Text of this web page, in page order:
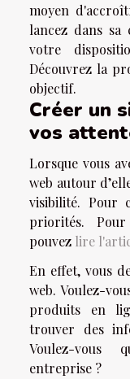
moyen
lancez dans
votre
Découvrez la
objectif.
Créer un
vos
Lorsque vous
web autour
visibilité. Pour
priorités.
pouvez lire
En effet, vous
web. Voulez-
produits en
trouver des
Voulez-vous
entreprise ?